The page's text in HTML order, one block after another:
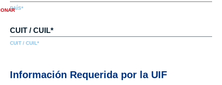
PAÍS*
CUIT / CUIL*
Información Requerida por la UIF